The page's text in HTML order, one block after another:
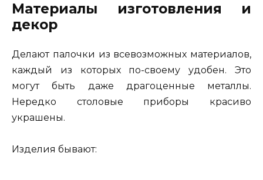
Материалы изготовления и
декор
Делают палочки из всевозможных материалов,
каждый из которых по-своему удобен. Это
могут быть даже драгоценные металлы.
Нередко столовые приборы красиво
украшены.
Изделия бывают: